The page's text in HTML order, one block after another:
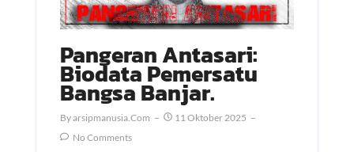
Pangeran Antasari:
Biodata Pemersatu
Bangsa Banjar.
ByArsipmanusia.com
11 Oktober 2025
No Comments